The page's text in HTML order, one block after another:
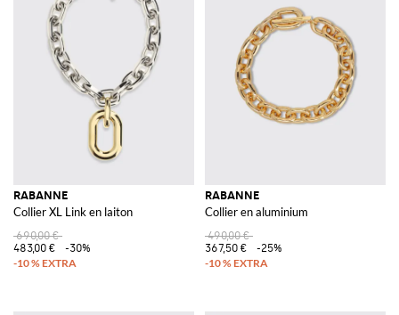
RABANNE
Collier XL Link en laiton
690,00 €
483,00 €
-30%
RABANNE
Collier en aluminium
490,00 €
367,50 €
-25%